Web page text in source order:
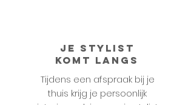
Je stylist
komt langs
Tijdens een afspraak bij je
thuis krijg je persoonlijk